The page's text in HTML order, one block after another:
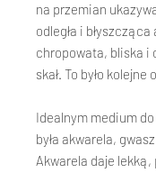
na przemian
odległa i błyszcząca
chropowata, bliska i
skał. To było kolejne
Idealnym medium
była akwarela,
Akwarela daje